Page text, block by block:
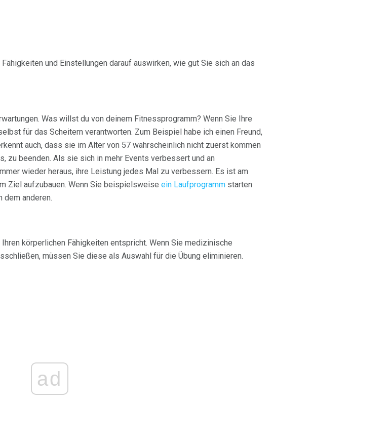
und Einstellungen darauf auswirken, wie gut Sie sich an das
Was willst du von deinem Fitnessprogramm? Wenn Sie Ihre
für das Scheitern verantworten. Zum Beispiel habe ich einen Freund,
auch, dass sie im Alter von 57 wahrscheinlich nicht zuerst kommen
zu beenden. Als sie sich in mehr Events verbessert und an
wieder heraus, ihre Leistung jedes Mal zu verbessern. Es ist am
Ziel aufzubauen. Wenn Sie beispielsweise ein Laufprogramm starten
dem anderen.
körperlichen Fähigkeiten entspricht. Wenn Sie medizinische
müssen Sie diese als Auswahl für die Übung eliminieren.
ad